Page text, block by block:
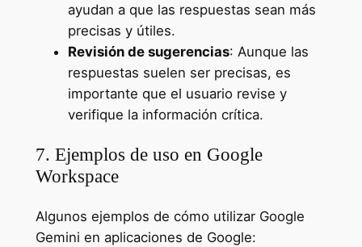
ayudan a que las respuestas sean más
precisas y útiles.
Revisión de sugerencias: Aunque las
respuestas suelen ser precisas, es
importante que el usuario revise y
verifique la información crítica.
7. Ejemplos de uso en Google
Workspace
Algunos ejemplos de cómo utilizar Google
Gemini en aplicaciones de Google: